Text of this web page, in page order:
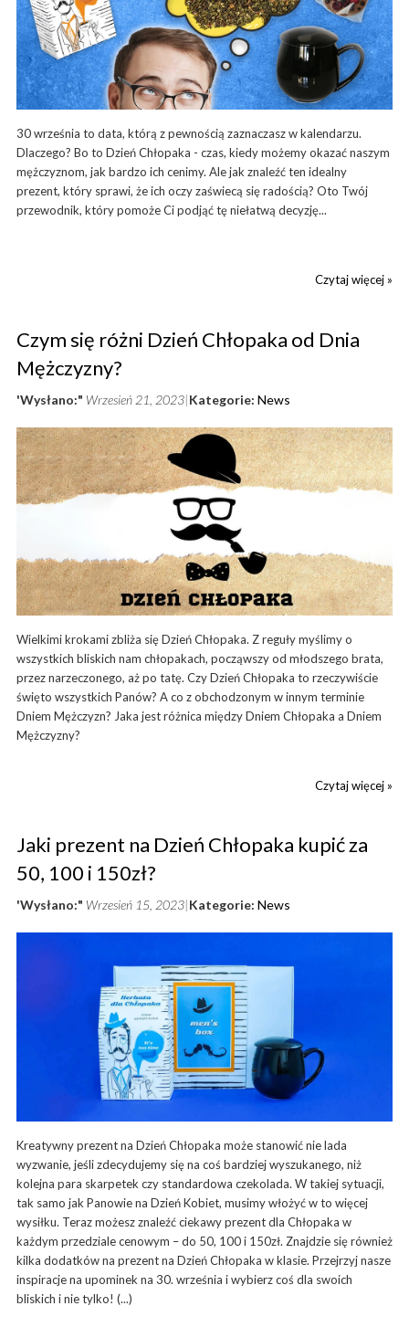
30 września to data, którą z pewnością zaznaczasz w kalendarzu.
Dlaczego? Bo to Dzień Chłopaka - czas, kiedy możemy okazać naszym
mężczyznom, jak bardzo ich cenimy. Ale jak znaleźć ten idealny
prezent, który sprawi, że ich oczy zaświecą się radością? Oto Twój
przewodnik, który pomoże Ci podjąć tę niełatwą decyzję...
Czytaj więcej »
Czym się różni Dzień Chłopaka od Dnia
Mężczyzny?
'Wysłano:" Wrzesień 21, 2023 Kategorie: News
Wielkimi krokami zbliża się Dzień Chłopaka. Z reguły myślimy o
wszystkich bliskich nam chłopakach, począwszy od młodszego brata,
przez narzeczonego, aż po tatę. Czy Dzień Chłopaka to rzeczywiście
święto wszystkich Panów? A co z obchodzonym w innym terminie
Dniem Mężczyzn? Jaka jest różnica między Dniem Chłopaka a Dniem
Mężczyzny?
Czytaj więcej »
Jaki prezent na Dzień Chłopaka kupić za
50, 100 i 150zł?
'Wysłano:" Wrzesień 15, 2023 Kategorie: News
Kreatywny prezent na Dzień Chłopaka może stanowić nie lada
wyzwanie, jeśli zdecydujemy się na coś bardziej wyszukanego, niż
kolejna para skarpetek czy standardowa czekolada. W takiej sytuacji,
tak samo jak Panowie na Dzień Kobiet, musimy włożyć w to więcej
wysiłku. Teraz możesz znaleźć ciekawy prezent dla Chłopaka w
każdym przedziale cenowym – do 50, 100 i 150zł. Znajdzie się również
kilka dodatków na prezent na Dzień Chłopaka w klasie. Przejrzyj nasze
inspiracje na upominek na 30. września i wybierz coś dla swoich
bliskich i nie tylko! (...)